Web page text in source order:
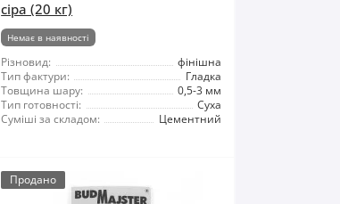
сіра (20 кг)
Немає в наявності
Різновид:
фінішна
Тип фактури:
Гладка
Товщина шару:
0,5-3 мм
Тип готовності:
Суха
Суміші за складом:
Цементний
Продано